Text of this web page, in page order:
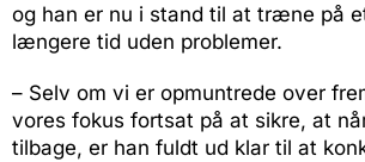
og han er nu i stand til at træne på
længere tid uden problemer.
– Selv om vi er opmuntrede over
vores fokus fortsat på at sikre, at
tilbage, er han fuldt ud klar til at